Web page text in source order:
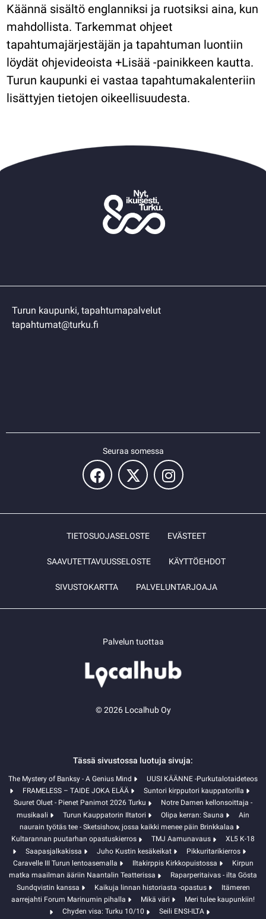
Käännä sisältö englanniksi ja ruotsiksi aina, kun
mahdollista. Tarkemmat ohjeet
tapahtumajärjestäjän ja tapahtuman luontiin
löydät ohjevideoista +Lisää -painikkeen kautta.
Turun kaupunki ei vastaa tapahtumakalenteriin
lisättyjen tietojen oikeellisuudesta.
Turun kaupunki, tapahtumapalvelut
tapahtumat@turku.fi
Seuraa somessa
TIETOSUOJASELOSTE EVÄSTEET
SAAVUTETTAVUUSSELOSTE KÄYTTÖEHDOT
SIVUSTOKARTTA PALVELUNTARJOAJA
Palvelun tuottaa
© 2026 Localhub Oy
Tässä sivustossa luotuja sivuja:
The Mystery of Banksy - A Genius Mind
UUSI KÄÄNNE -Purkutalotaideteos
FRAMELESS – TAIDE JOKA ELÄÄ
Suntori kirpputori kauppatorilla
Suuret Oluet - Pienet Panimot 2026 Turku
Notre Damen kellonsoittaja -
musikaali
Turun Kauppatorin Iltatori Olipa kerran: Sauna
Ain
naurain työtäs tee - Sketsishow, jossa kaikki menee päin Brinkkalaa
Kultarannan puutarhan opastuskierros
TMJ Aamunavaus
XL5 K-18
Saapasjalkakissa
Juho Kustin kesäkeikat
Pikkuritarikierros
Caravelle III Turun lentoasemalla
Iltakirppis Kirkkopuistossa
Kirpun
matka maailman ääriin Naantalin Teatterissa
Raparperitaivas - ilta Gösta
Sundqvistin kanssa
Kaikuja linnan historiasta -opastus
Itämeren
aarrejahti Forum Marinumin pihalla
Mikä väri
Meri tulee kaupunkiin!
Chyden visa: Turku 10/10
Seili ENSI-ILTA